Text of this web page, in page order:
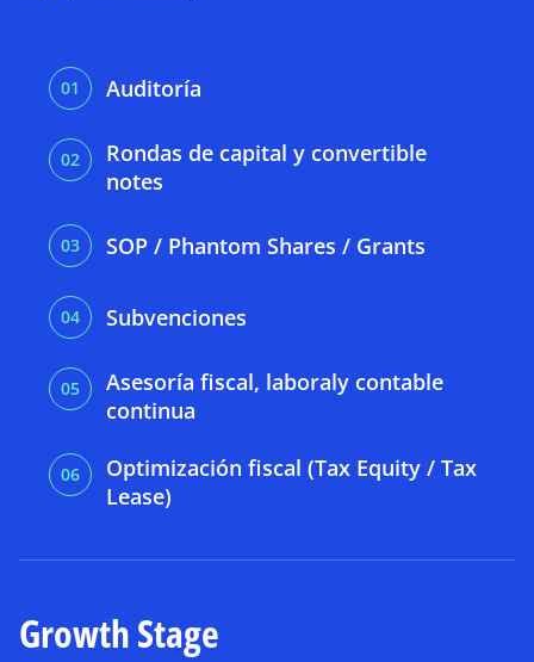
Auditoría
Rondas de capital y convertible
notes
SOP / Phantom Shares / Grants
Subvenciones
Asesoría fiscal, laboraly contable
continua
Optimización fiscal (Tax Equity / Tax
Lease)
Growth Stage